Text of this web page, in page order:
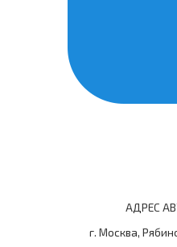
АДРЕС
г. Москва,